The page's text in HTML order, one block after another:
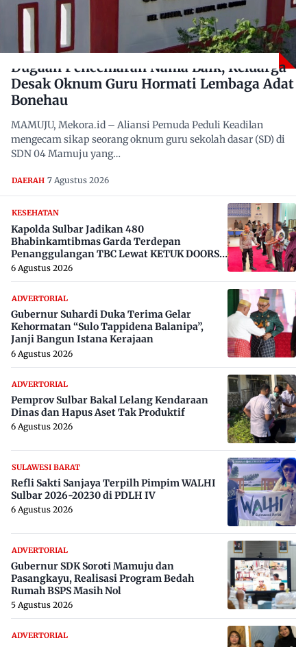
Dugaan Pencemaran Nama Baik, Keluarga
Desak Oknum Guru Hormati Lembaga Adat
Bonehau
MAMUJU, Mekora.id – Aliansi Pemuda Peduli Keadilan
mengecam sikap seorang oknum guru sekolah dasar (SD) di
SDN 04 Mamuju yang…
DAERAH 7 Agustus 2026
KESEHATAN
Kapolda Sulbar Jadikan 480
Bhabinkamtibmas Garda Terdepan
Penanggulangan TBC Lewat KETUK DOORS
di 650 Desa
6 Agustus 2026
ADVERTORIAL
Gubernur Suhardi Duka Terima Gelar
Kehormatan “Sulo Tappidena Balanipa”,
Janji Bangun Istana Kerajaan
6 Agustus 2026
ADVERTORIAL
Pemprov Sulbar Bakal Lelang Kendaraan
Dinas dan Hapus Aset Tak Produktif
6 Agustus 2026
SULAWESI BARAT
Refli Sakti Sanjaya Terpilh Pimpim WALHI
Sulbar 2026-20230 di PDLH IV
6 Agustus 2026
ADVERTORIAL
Gubernur SDK Soroti Mamuju dan
Pasangkayu, Realisasi Program Bedah
Rumah BSPS Masih Nol
5 Agustus 2026
ADVERTORIAL